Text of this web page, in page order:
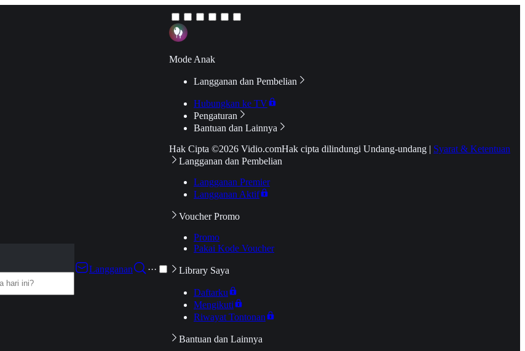
Langganan
···
Mode Anak
Langganan dan Pembelian
Hubungkan ke TV
Pengaturan
Bantuan dan Lainnya
Hak Cipta ©2026 Vidio.comHak cipta dilindungi Undang-undang | Syarat & Ketentuan
Langganan dan Pembelian
Langganan Premier
Langganan Aktif
Voucher Promo
Promo
Pakai Kode Voucher
Library Saya
Daftarku
Mengikuti
Riwayat Tontonan
Bantuan dan Lainnya